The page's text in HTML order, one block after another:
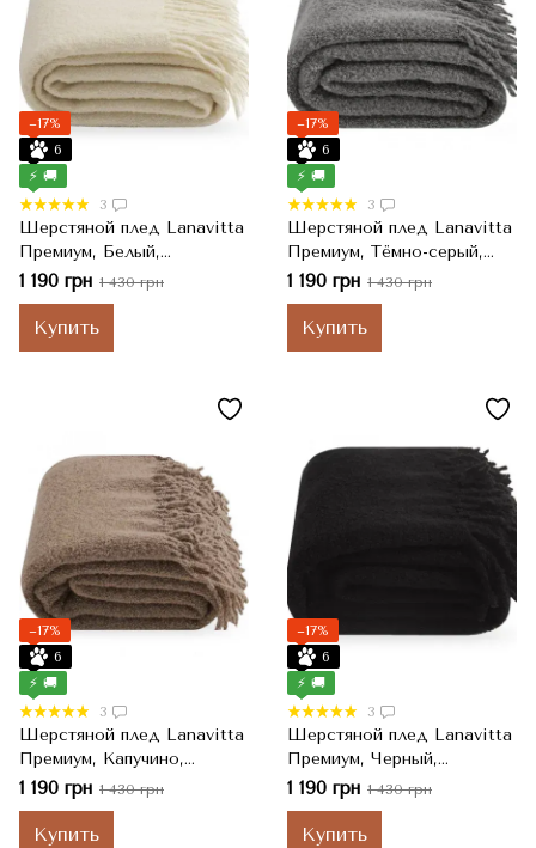
−17%
6
⚡ 🚚
3
Шерстяной плед Lanavitta
Премиум, Белый,
Полуторный, 140x200 см
1 190 грн 1 430 грн
Купить
−17%
6
⚡ 🚚
3
Шерстяной плед Lanavitta
Премиум, Тёмно-серый,
Полуторный, 140x200 см
1 190 грн 1 430 грн
Купить
−17%
6
⚡ 🚚
3
Шерстяной плед Lanavitta
Премиум, Капучино,
Полуторный, 140x200 см
1 190 грн 1 430 грн
Купить
−17%
6
⚡ 🚚
3
Шерстяной плед Lanavitta
Премиум, Черный,
Полуторный, 140x200 см
1 190 грн 1 430 грн
Купить